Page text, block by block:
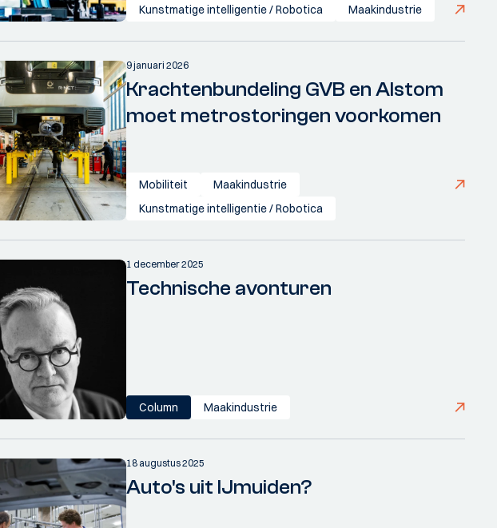
Kunstmatige intelligentie / Robotica Maakindustrie
9 januari 2026
Krachtenbundeling GVB en Alstom
moet metrostoringen voorkomen
Mobiliteit
Maakindustrie
Kunstmatige intelligentie / Robotica
1 december 2025
Technische avonturen
Column Maakindustrie
18 augustus 2025
Auto's uit IJmuiden?